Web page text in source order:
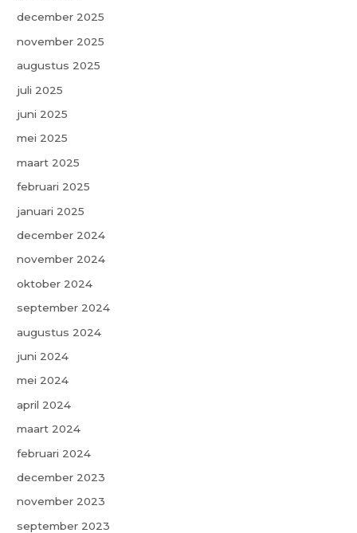
december 2025
november 2025
augustus 2025
juli 2025
juni 2025
mei 2025
maart 2025
februari 2025
januari 2025
december 2024
november 2024
oktober 2024
september 2024
augustus 2024
juni 2024
mei 2024
april 2024
maart 2024
februari 2024
december 2023
november 2023
september 2023